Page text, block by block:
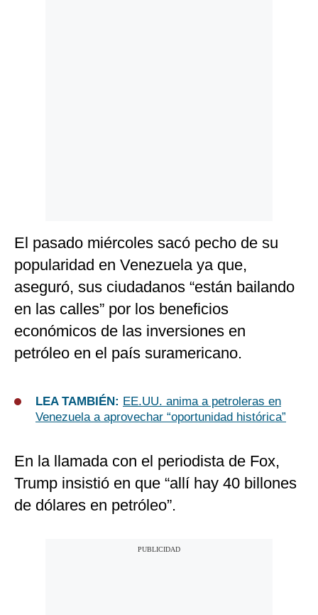
El pasado miércoles sacó pecho de su
popularidad en Venezuela ya que,
aseguró, sus ciudadanos “están bailando
en las calles” por los beneficios
económicos de las inversiones en
petróleo en el país suramericano.
LEA TAMBIÉN: EE.UU. anima a petroleras en
Venezuela a aprovechar “oportunidad histórica”
En la llamada con el periodista de Fox,
Trump insistió en que “allí hay 40 billones
de dólares en petróleo”.